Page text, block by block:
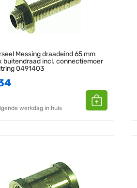
Messing draadeind 65 mm
buitendraad incl. connectiemoer
0491403
werkdag in huis